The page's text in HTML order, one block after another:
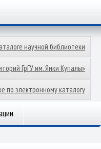
научной библиотеки
ГрГУ им. Янки Купалы»
по электронному каталогу